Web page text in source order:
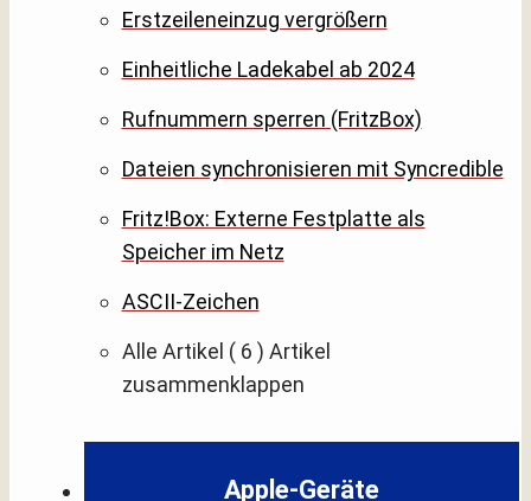
Erstzeileneinzug vergrößern
Einheitliche Ladekabel ab 2024
Rufnummern sperren (FritzBox)
Dateien synchronisieren mit Syncredible
Fritz!Box: Externe Festplatte als
Speicher im Netz
ASCII-Zeichen
Alle Artikel ( 6 ) Artikel
zusammenklappen
Apple-Geräte